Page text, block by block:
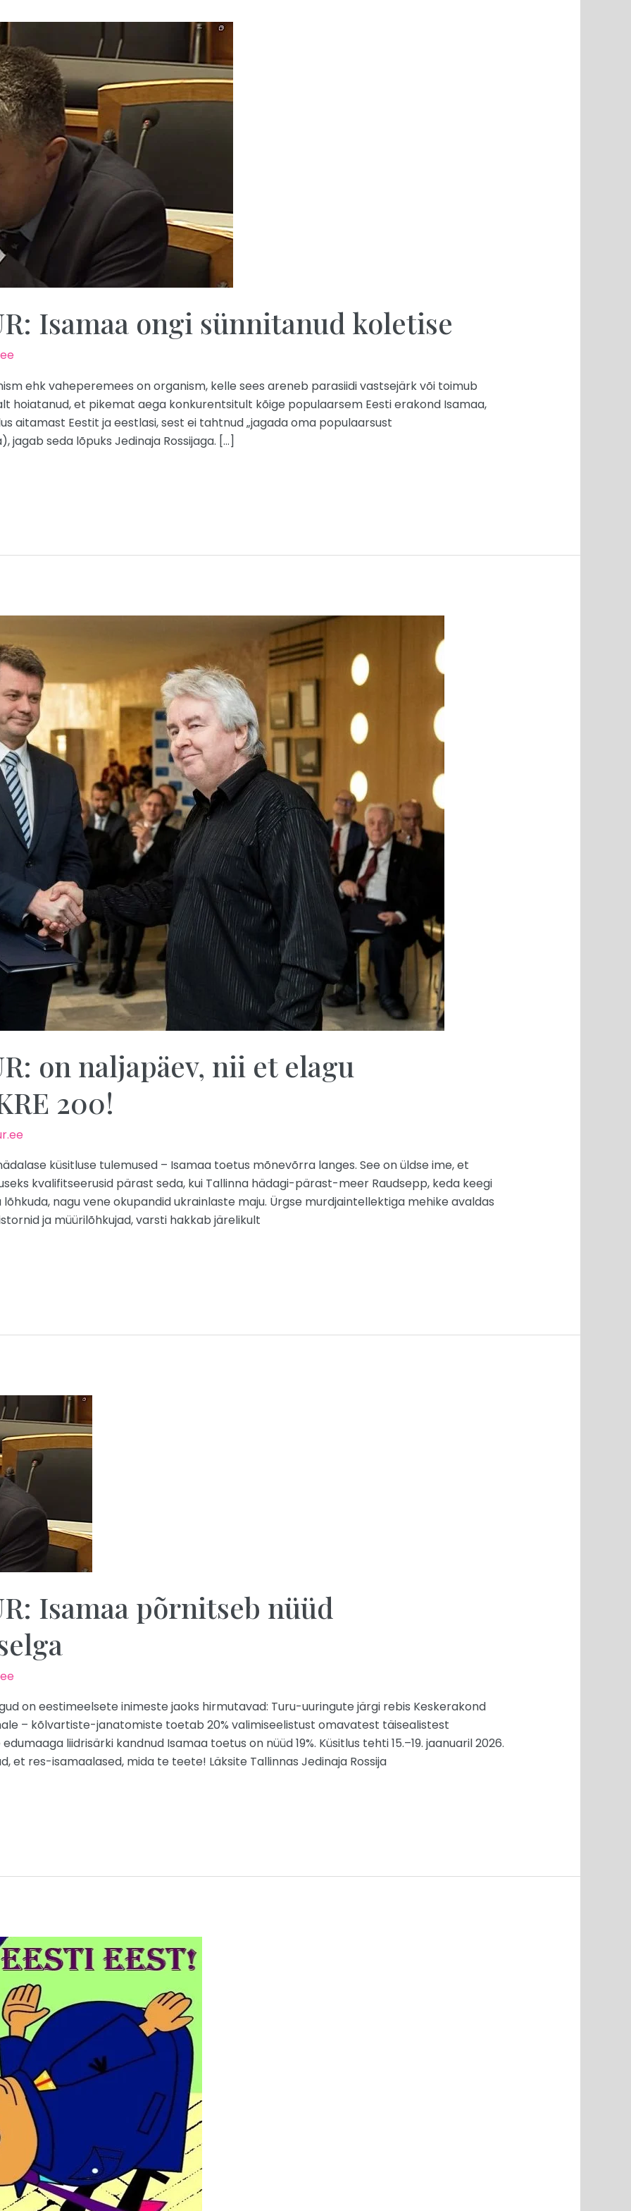
Isamaa ongi sünnitanud koletise
ehk vaheperemees on organism, kelle sees areneb parasiidi vastsejärk või toimub
hoiatanud, et pikemat aega konkurentsitult kõige populaarsem Eesti erakond Isamaa,
aitamast Eestit ja eestlasi, sest ei tahtnud „jagada oma populaarsust
jagab seda lõpuks Jedinaja Rossijaga. […]
on naljapäev, nii et elagu
200!
küsitluse tulemused – Isamaa toetus mõnevõrra langes. See on üldse ime, et
kvalifitseerusid pärast seda, kui Tallinna hädagi-pärast-meer Raudsepp, keda keegi
nagu vene okupandid ukrainlaste maju. Ürgse murdjaintellektiga mehike avaldas
ja müürilõhkujad, varsti hakkab järelikult
Isamaa põrnitseb nüüd
on eestimeelsete inimeste jaoks hirmutavad: Turu-uuringute järgi rebis Keskerakond
– kõlvartiste-janatomiste toetab 20% valimiseelistust omavatest täisealistest
liidrisärki kandnud Isamaa toetus on nüüd 19%. Küsitlus tehti 15.–19. jaanuaril 2026.
et res-isamaalased, mida te teete! Läksite Tallinnas Jedinaja Rossija